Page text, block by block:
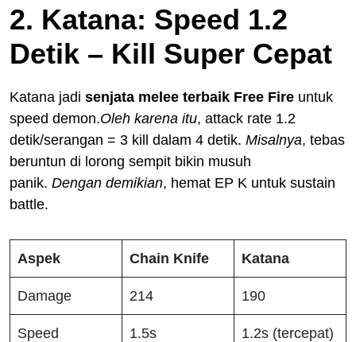
2. Katana: Speed 1.2
Detik – Kill Super Cepat
Katana jadi senjata melee terbaik Free Fire untuk
speed demon.Oleh karena itu, attack rate 1.2
detik/serangan = 3 kill dalam 4 detik. Misalnya, tebas
beruntun di lorong sempit bikin musuh
panik. Dengan demikian, hemat EP K untuk sustain
battle.
Aspek Chain Knife Katana
Damage 214 190
Speed 1.5s 1.2s (tercepat)